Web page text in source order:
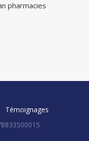
pharmacies
Témoignages